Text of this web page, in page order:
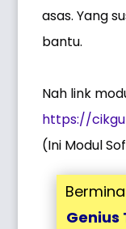
asas. Yang
bantu.
Nah link
https://
(Ini Modul
Genius